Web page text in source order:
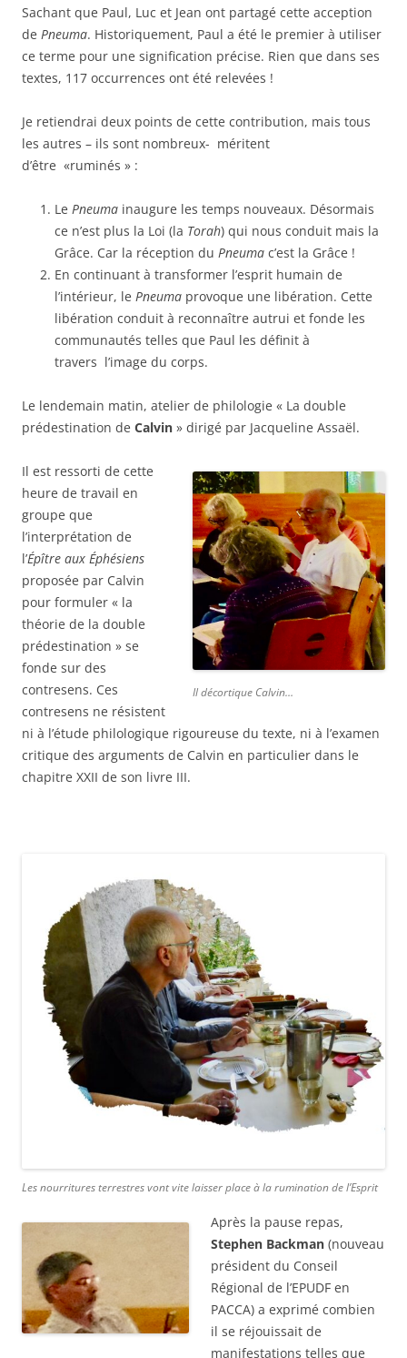
Sachant que Paul, Luc et Jean ont partagé cette acception
de Pneuma. Historiquement, Paul a été le premier à utiliser
ce terme pour une signification précise. Rien que dans ses
textes, 117 occurrences ont été relevées !
Je retiendrai deux points de cette contribution, mais tous
les autres – ils sont nombreux- méritent
d’être «ruminés » :
Le Pneuma inaugure les temps nouveaux. Désormais
ce n’est plus la Loi (la Torah) qui nous conduit mais la
Grâce. Car la réception du Pneuma c’est la Grâce !
En continuant à transformer l’esprit humain de
l’intérieur, le Pneuma provoque une libération. Cette
libération conduit à reconnaître autrui et fonde les
communautés telles que Paul les définit à
travers l’image du corps.
Le lendemain matin, atelier de philologie « La double
prédestination de Calvin » dirigé par Jacqueline Assaël.
Il décortique Calvin…
Il est ressorti de cette
heure de travail en
groupe que
l’interprétation de
l’Épître aux Éphésiens
proposée par Calvin
pour formuler « la
théorie de la double
prédestination » se
fonde sur des
contresens. Ces
contresens ne résistent
ni à l’étude philologique rigoureuse du texte, ni à l’examen
critique des arguments de Calvin en particulier dans le
chapitre XXII de son livre III.
Les nourritures terrestres vont vite laisser place à la rumination de l’Esprit
Après la pause repas,
Stephen Backman (nouveau
président du Conseil
Régional de l’EPUDF en
PACCA) a exprimé combien
il se réjouissait de
manifestations telles que